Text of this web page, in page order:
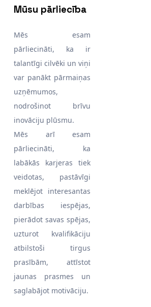
Mūsu pārliecība
Mēs esam
pārliecināti, ka ir
talantīgi cilvēki un viņi
var panākt pārmaiņas
uzņēmumos,
nodrošinot brīvu
inovāciju plūsmu.
Mēs arī esam
pārliecināti, ka
labākās karjeras tiek
veidotas, pastāvīgi
meklējot interesantas
darbības iespējas,
pierādot savas spējas,
uzturot kvalifikāciju
atbilstoši tirgus
prasībām, attīstot
jaunas prasmes un
saglabājot motivāciju.